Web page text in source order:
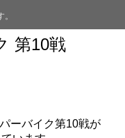
第10戦
ーバイク第10戦が